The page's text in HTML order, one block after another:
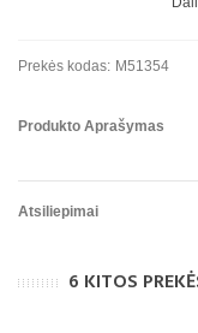
Prekės kodas: M51354
Produkto Aprašymas
Atsiliepimai
6 KITOS